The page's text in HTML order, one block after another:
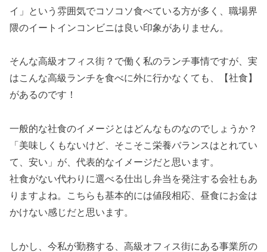
イ」という雰囲気でコソコソ食べている方が多く、職場界
隈のイートインコンビニは良い印象がありません。
そんな高級オフィス街？で働く私のランチ事情ですが、実
はこんな高級ランチを食べに外に行かなくても、【社食】
があるのです！
一般的な社食のイメージとはどんなものなのでしょうか？
「美味しくもないけど、そこそこ栄養バランスはとれてい
て、安い」が、代表的なイメージだと思います。
社食がない代わりに選べる仕出し弁当を発注する会社もあ
りますよね。こちらも基本的には値段相応、昼食にお金は
かけない感じだと思います。
しかし、今私が勤務する、高級オフィス街にある事業所の